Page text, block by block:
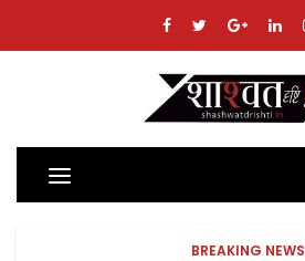
Toggle
navigation
BREAKING NEWS